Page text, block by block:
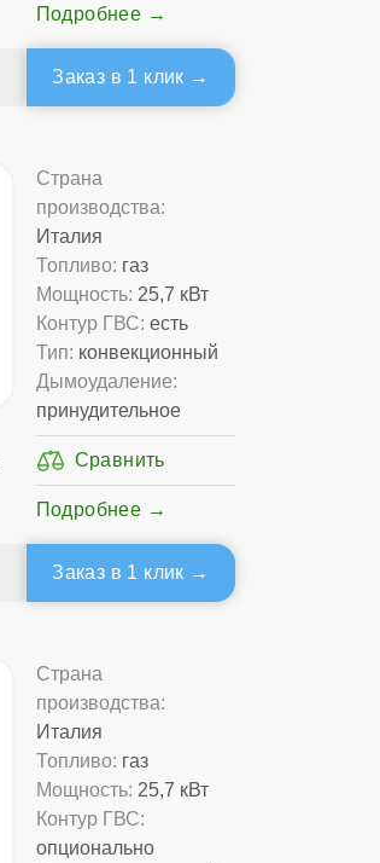
Подробнее
Заказ в 1 клик
Страна
производства:
Италия
Топливо: газ
Мощность: 25,7 кВт
Контур ГВС: есть
Тип: конвекционный
Дымоудаление:
принудительное
Подробнее
Заказ в 1 клик
Страна
производства:
Италия
Топливо: газ
Мощность: 25,7 кВт
Контур ГВС:
опционально